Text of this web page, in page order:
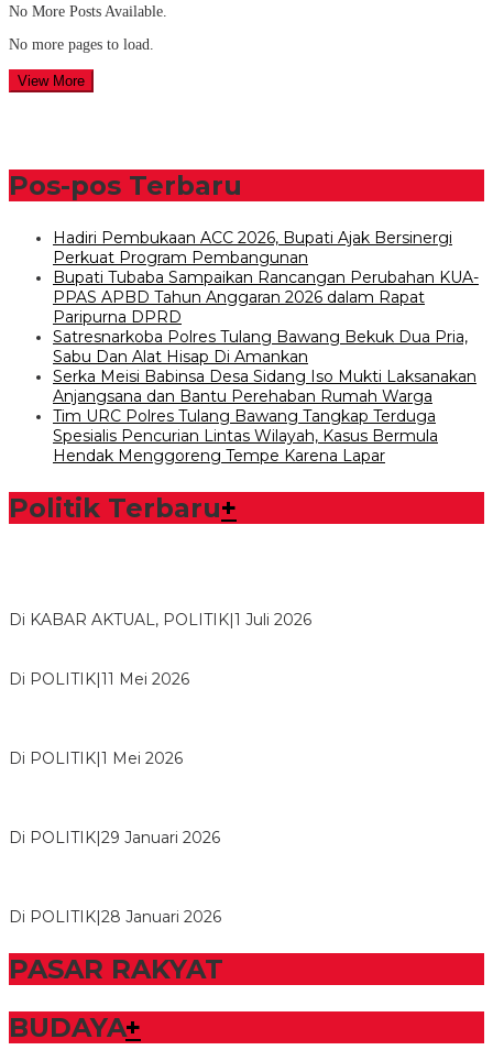
No More Posts Available.
No more pages to load.
View More
Pos-pos Terbaru
Hadiri Pembukaan ACC 2026, Bupati Ajak Bersinergi
Perkuat Program Pembangunan
Bupati Tubaba Sampaikan Rancangan Perubahan KUA-
PPAS APBD Tahun Anggaran 2026 dalam Rapat
Paripurna DPRD
Satresnarkoba Polres Tulang Bawang Bekuk Dua Pria,
Sabu Dan Alat Hisap Di Amankan
Serka Meisi Babinsa Desa Sidang Iso Mukti Laksanakan
Anjangsana dan Bantu Perehaban Rumah Warga
Tim URC Polres Tulang Bawang Tangkap Terduga
Spesialis Pencurian Lintas Wilayah, Kasus Bermula
Hendak Menggoreng Tempe Karena Lapar
Politik Terbaru+
Di KABAR AKTUAL, POLITIK 1 Juli 2026
Di POLITIK 11 Mei 2026
Di POLITIK 1 Mei 2026
Di POLITIK 29 Januari 2026
Di POLITIK 28 Januari 2026
PASAR RAKYAT
BUDAYA+